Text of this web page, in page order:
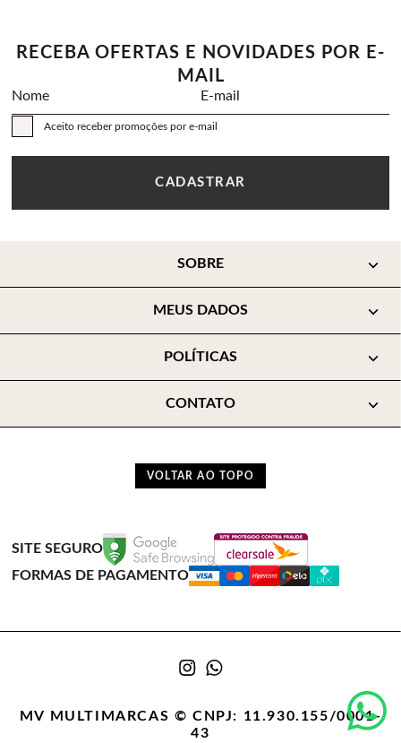
RECEBA OFERTAS E NOVIDADES POR E-
MAIL
Nome E-mail
CADASTRAR
Aceito receber promoções por e-mail
SOBRE
MEUS DADOS
POLÍTICAS
CONTATO
VOLTAR AO TOPO
SITE SEGURO
FORMAS DE PAGAMENTO
MV MULTIMARCAS © CNPJ: 11.930.155/0001-
43